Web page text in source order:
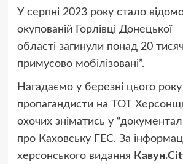
У серпні 2023 року стало
окупованій Горлівці Донецької
області загинули понад 20
примусово мобілізовані”.
Нагадаємо у березні цього року
пропагандисти на ТОТ
охочих зніматись у
про Каховську ГЕС. За
херсонського видання